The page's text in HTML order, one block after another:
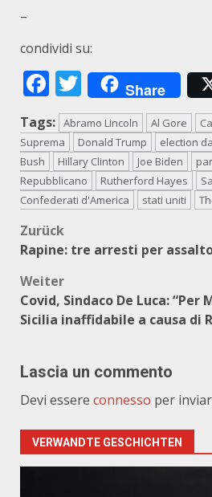
–
condividi su:
Facebook
Twitter
Share
Tags: Abramo Lincoln Al Gore
Suprema
Donald Trump election
Bush
Hillary Clinton Joe Biden
Repubblicano
Rutherford Hayes
Confederati d'America
stati uniti
Beitragsnavigation
Zurück
Rapine: tre arresti per
Weiter
Covid, Sindaco De Luca: “Per
Sicilia inaffidabile a causa di
Lascia un commento
Devi essere connesso per
VERWANDTE GESCHICHTEN